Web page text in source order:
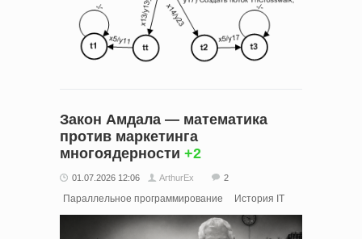
Закон Амдала — математика
против маркетинга
многоядерности +2
01.07.2026 12:06 ArthurEx 2
Параллельное программирование История IT